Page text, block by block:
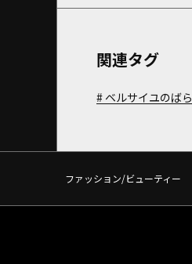
関連タグ
ベルサイユのばら
ファッション/ビューティー